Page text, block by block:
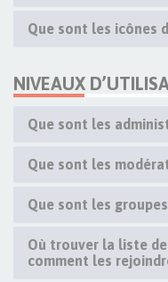
Que sont les icônes
NIVEAUX
Que sont les
Que sont les
Que sont les
Où trouver la liste
comment les